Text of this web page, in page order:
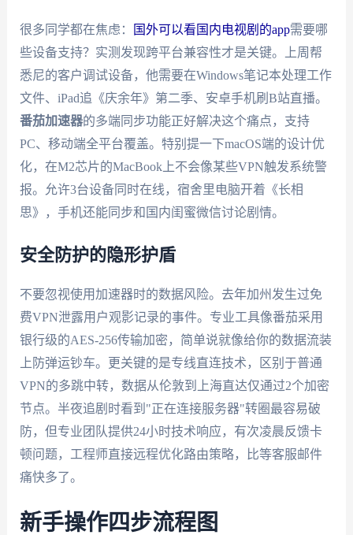
很多同学都在焦虑： 国外可以看国内电视剧的app需要哪
些设备支持？实测发现跨平台兼容性才是关键。上周帮
悉尼的客户调试设备，他需要在Windows笔记本处理工作
文件、iPad追《庆余年》第二季、安卓手机刷B站直播。
番茄加速器的多端同步功能正好解决这个痛点，支持
PC、移动端全平台覆盖。特别提一下macOS端的设计优
化，在M2芯片的MacBook上不会像某些VPN触发系统警
报。允许3台设备同时在线，宿舍里电脑开着《长相
思》，手机还能同步和国内闺蜜微信讨论剧情。
安全防护的隐形护盾
不要忽视使用加速器时的数据风险。去年加州发生过免
费VPN泄露用户观影记录的事件。专业工具像番茄采用
银行级的AES-256传输加密，简单说就像给你的数据流装
上防弹运钞车。更关键的是专线直连技术，区别于普通
VPN的多跳中转，数据从伦敦到上海直达仅通过2个加密
节点。半夜追剧时看到"正在连接服务器"转圈最容易破
防，但专业团队提供24小时技术响应，有次凌晨反馈卡
顿问题，工程师直接远程优化路由策略，比等客服邮件
痛快多了。
新手操作四步流程图